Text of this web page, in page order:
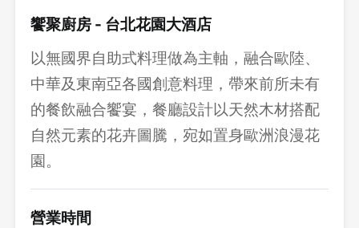
饗聚廚房 - 台北花園大酒店
以無國界自助式料理做為主軸，融合歐陸、
中華及東南亞各國創意料理，帶來前所未有
的餐飲融合饗宴，餐廳設計以天然木材搭配
自然元素的花卉圖騰，宛如置身歐洲浪漫花
園。
營業時間